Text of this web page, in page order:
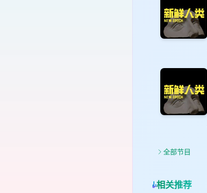
全部节目
相关推荐